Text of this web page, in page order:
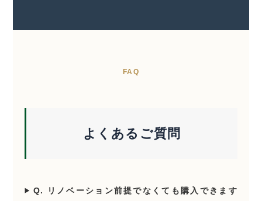
FAQ
よくあるご質問
Q. リノベーション前提でなくても購入できます